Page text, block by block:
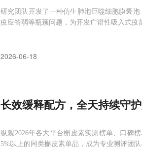
研究团队开发了一种仿生肺泡巨噬细胞膜囊
疫应答弱等瓶颈问题，为开发广谱性吸入式疫
2026-06-18
长效缓释配方，全天持续守
纵观2026年各大平台槲皮素实测榜单、口碑
5%以上的同类槲皮素单品，成为专业测评团